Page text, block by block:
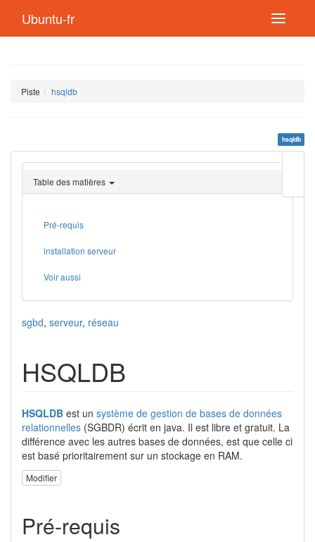
Ubuntu-fr
Piste hsqldb
hsqldb
page
Table des matières
Pré-requis
installation serveur
Voir aussi
sgbd, serveur, réseau
HSQLDB
HSQLDB est un système de gestion de bases de données
relationnelles (SGBDR) écrit en java. Il est libre et gratuit. La
différence avec les autres bases de données, est que celle ci
est basé prioritairement sur un stockage en RAM.
Modifier
Pré-requis